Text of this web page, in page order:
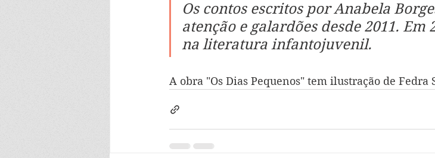
Os contos escritos por Anabela
atenção e galardões desde 2011. Em
na literatura infantojuvenil.
A obra "Os Dias Pequenos" tem ilustração de Fedra